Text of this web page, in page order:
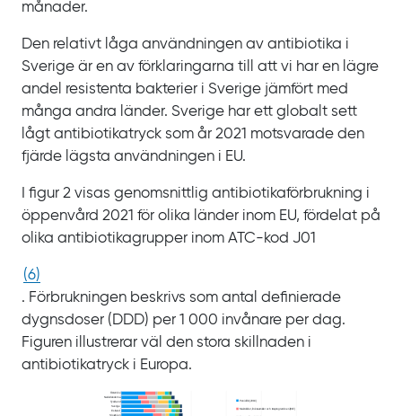
månader.
Den relativt låga användningen av antibiotika i
Sverige är en av förklaringarna till att vi har en lägre
andel resistenta bakterier i Sverige jämfört med
många andra länder. Sverige har ett globalt sett
lågt antibiotikatryck som år 2021 motsvarade den
fjärde lägsta användningen i EU.
I figur 2 visas genomsnittlig antibiotikaförbrukning i
öppenvård 2021 för olika länder inom EU, fördelat på
olika antibiotikagrupper inom ATC‍-‍kod J01
(6)
. Förbrukningen beskrivs som antal definierade
dygnsdoser (DDD) per 1 000 invånare per dag.
Figuren illustrerar väl den stora skillnaden i
antibiotikatryck i Europa.